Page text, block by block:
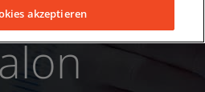
akzeptieren